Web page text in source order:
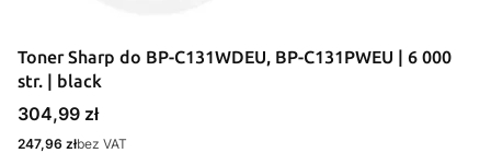
Toner Sharp do BP-C131WDEU, BP-C131PWEU | 6 000
str. | black
Cena
304,99 zł
Cena
247,96 złbez VAT